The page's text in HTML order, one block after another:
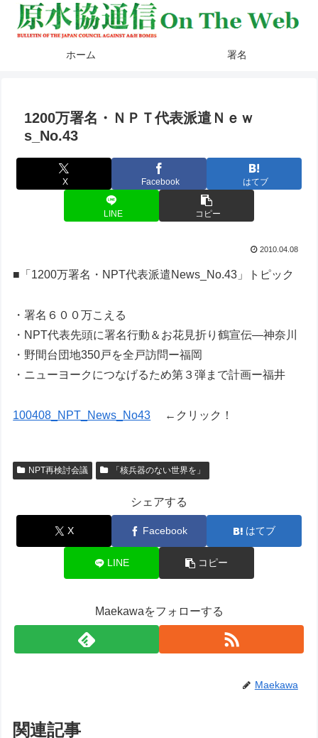
ホーム 署名
1200万署名・ＮＰＴ代表派遣Ｎｅｗ
s_No.43
X Facebook はてブ
LINE コピー
2010.04.08
■「1200万署名・NPT代表派遣News_No.43」トピック
・署名６００万こえる
・NPT代表先頭に署名行動＆お花見折り鶴宣伝―神奈川
・野間台団地350戸を全戸訪問ー福岡
・ニューヨークにつなげるため第３弾まで計画ー福井
100408_NPT_News_No43 ←クリック！
NPT再検討会議 「核兵器のない世界を」
シェアする
X Facebook はてブ
LINE コピー
Maekawaをフォローする
Maekawa
関連記事